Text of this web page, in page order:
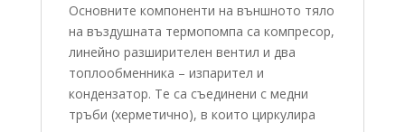
Основните компоненти на външното тяло
на въздушната термопомпа са компресор,
линейно разширителен вентил и два
топлообменника – изпарител и
кондензатор. Те са съединени с медни
тръби (херметично), в които циркулира